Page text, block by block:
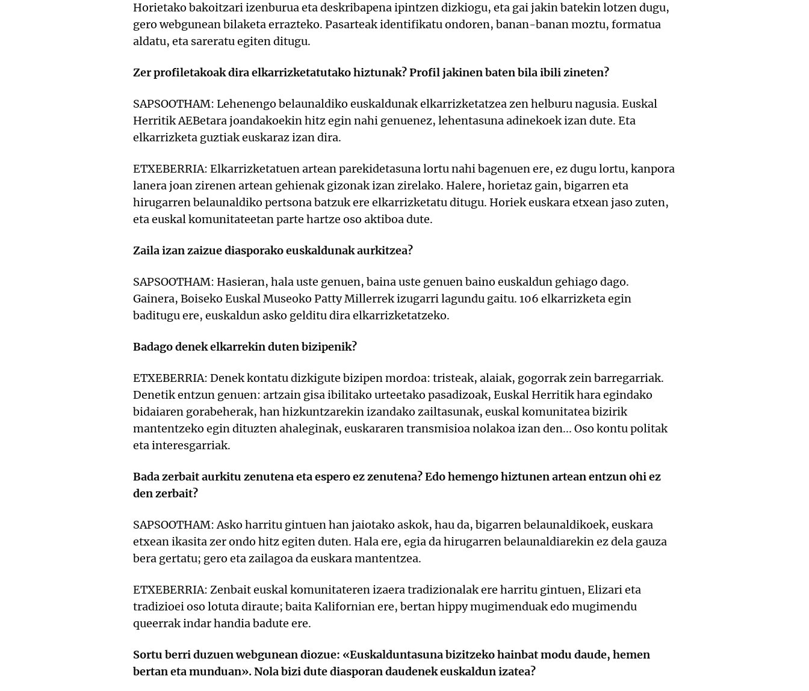
Horietako bakoitzari izenburua eta deskribapena ipintzen dizkiogu, eta gai jakin batekin lotzen dugu,
gero webgunean bilaketa errazteko. Pasarteak identifikatu ondoren, banan-banan moztu, formatua
aldatu, eta sareratu egiten ditugu.
Zer profiletakoak dira elkarrizketatutako hiztunak? Profil jakinen baten bila ibili zineten?
SAPSOOTHAM: Lehenengo belaunaldiko euskaldunak elkarrizketatzea zen helburu nagusia. Euskal
Herritik AEBetara joandakoekin hitz egin nahi genuenez, lehentasuna adinekoek izan dute. Eta
elkarrizketa guztiak euskaraz izan dira.
ETXEBERRIA: Elkarrizketatuen artean parekidetasuna lortu nahi bagenuen ere, ez dugu lortu, kanpora
lanera joan zirenen artean gehienak gizonak izan zirelako. Halere, horietaz gain, bigarren eta
hirugarren belaunaldiko pertsona batzuk ere elkarrizketatu ditugu. Horiek euskara etxean jaso zuten,
eta euskal komunitateetan parte hartze oso aktiboa dute.
Zaila izan zaizue diasporako euskaldunak aurkitzea?
SAPSOOTHAM: Hasieran, hala uste genuen, baina uste genuen baino euskaldun gehiago dago.
Gainera, Boiseko Euskal Museoko Patty Millerrek izugarri lagundu gaitu. 106 elkarrizketa egin
baditugu ere, euskaldun asko gelditu dira elkarrizketatzeko.
Badago denek elkarrekin duten bizipenik?
ETXEBERRIA: Denek kontatu dizkigute bizipen mordoa: tristeak, alaiak, gogorrak zein barregarriak.
Denetik entzun genuen: artzain gisa ibilitako urteetako pasadizoak, Euskal Herritik hara egindako
bidaiaren gorabeherak, han hizkuntzarekin izandako zailtasunak, euskal komunitatea bizirik
mantentzeko egin dituzten ahaleginak, euskararen transmisioa nolakoa izan den... Oso kontu politak
eta interesgarriak.
Bada zerbait aurkitu zenutena eta espero ez zenutena? Edo hemengo hiztunen artean entzun ohi ez
den zerbait?
SAPSOOTHAM: Asko harritu gintuen han jaiotako askok, hau da, bigarren belaunaldikoek, euskara
etxean ikasita zer ondo hitz egiten duten. Hala ere, egia da hirugarren belaunaldiarekin ez dela gauza
bera gertatu; gero eta zailagoa da euskara mantentzea.
ETXEBERRIA: Zenbait euskal komunitateren izaera tradizionalak ere harritu gintuen, Elizari eta
tradizioei oso lotuta diraute; baita Kalifornian ere, bertan hippy mugimenduak edo mugimendu
queerrak indar handia badute ere.
Sortu berri duzuen webgunean diozue: «Euskalduntasuna bizitzeko hainbat modu daude, hemen
bertan eta munduan». Nola bizi dute diasporan daudenek euskaldun izatea?